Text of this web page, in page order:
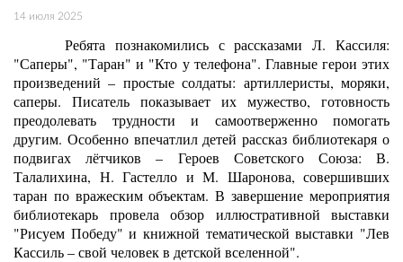
14 июля 2025
Ребята познакомились с рассказами Л. Кассиля:
"Саперы", "Таран" и "Кто у телефона". Главные герои этих
произведений – простые солдаты: артиллеристы, моряки,
саперы. Писатель показывает их мужество, готовность
преодолевать трудности и самоотверженно помогать
другим. Особенно впечатлил детей рассказ библиотекаря о
подвигах лётчиков – Героев Советского Союза: В.
Талалихина, Н. Гастелло и М. Шаронова, совершивших
таран по вражеским объектам. В завершение мероприятия
библиотекарь провела обзор иллюстративной выставки
"Рисуем Победу" и книжной тематической выставки "Лев
Кассиль – свой человек в детской вселенной".